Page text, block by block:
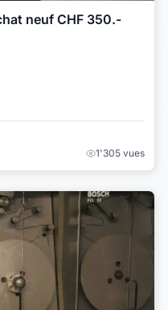
pour TV / achat neuf CHF 350.-
1'305 vues